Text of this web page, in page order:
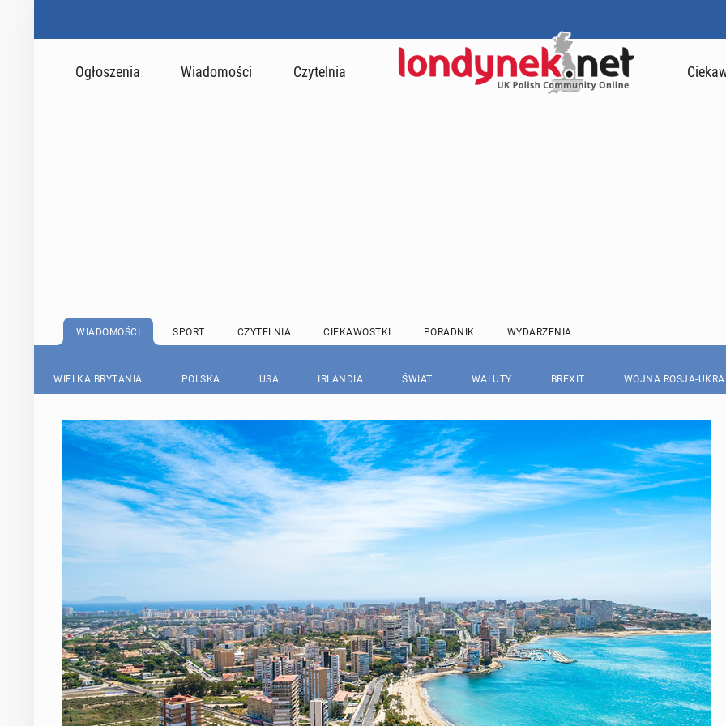
Ogłoszenia Wiadomości Czytelnia
WIADOMOŚCI SPORT CZYTELNIA CIEKAWOSTKI PORADNIK WYDARZENIA
WIELKA BRYTANIA POLSKA USA IRLANDIA ŚWIAT WALUTY BREXIT WOJNA ROSJA-